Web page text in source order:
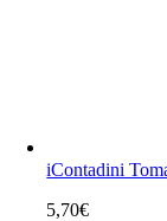
iContadini
5,70€